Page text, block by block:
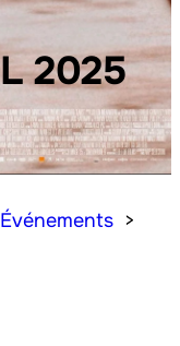
2025
Événements